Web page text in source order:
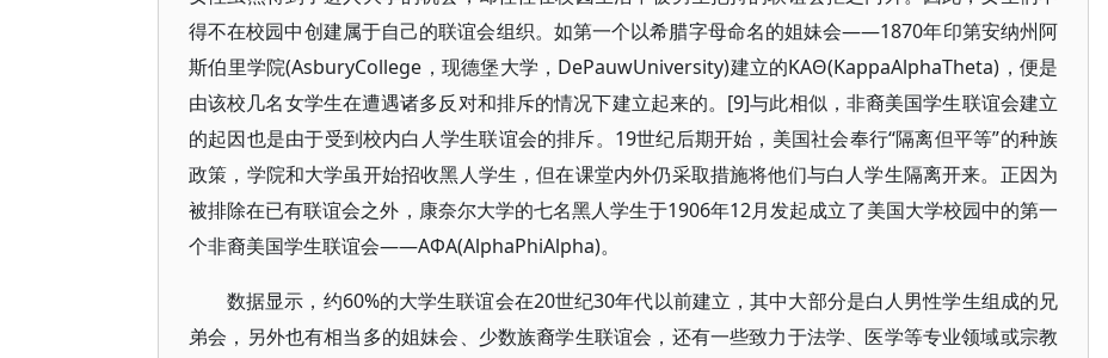
得不在校园中创建属于自己的联谊会组织。如第一个以希腊字母命名的姐妹会——1870年印第安纳州阿
斯伯里学院(AsburyCollege，现德堡大学，DePauwUniversity)建立的KAΘ(KappaAlphaTheta)，便是
由该校几名女学生在遭遇诸多反对和排斥的情况下建立起来的。[9]与此相似，非裔美国学生联谊会建立
的起因也是由于受到校内白人学生联谊会的排斥。19世纪后期开始，美国社会奉行“隔离但平等”的种族
政策，学院和大学虽开始招收黑人学生，但在课堂内外仍采取措施将他们与白人学生隔离开来。正因为
被排除在已有联谊会之外，康奈尔大学的七名黑人学生于1906年12月发起成立了美国大学校园中的第一
个非裔美国学生联谊会——AФA(AlphaPhiAlpha)。
数据显示，约60%的大学生联谊会在20世纪30年代以前建立，其中大部分是白人男性学生组成的兄
弟会，另外也有相当多的姐妹会、少数族裔学生联谊会，还有一些致力于法学、医学等专业领域或宗教